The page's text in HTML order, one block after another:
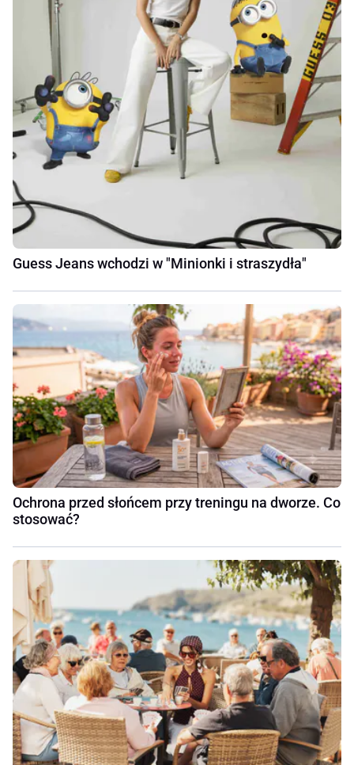
Guess Jeans wchodzi w "Minionki i straszydła"
Ochrona przed słońcem przy treningu na dworze. Co
stosować?